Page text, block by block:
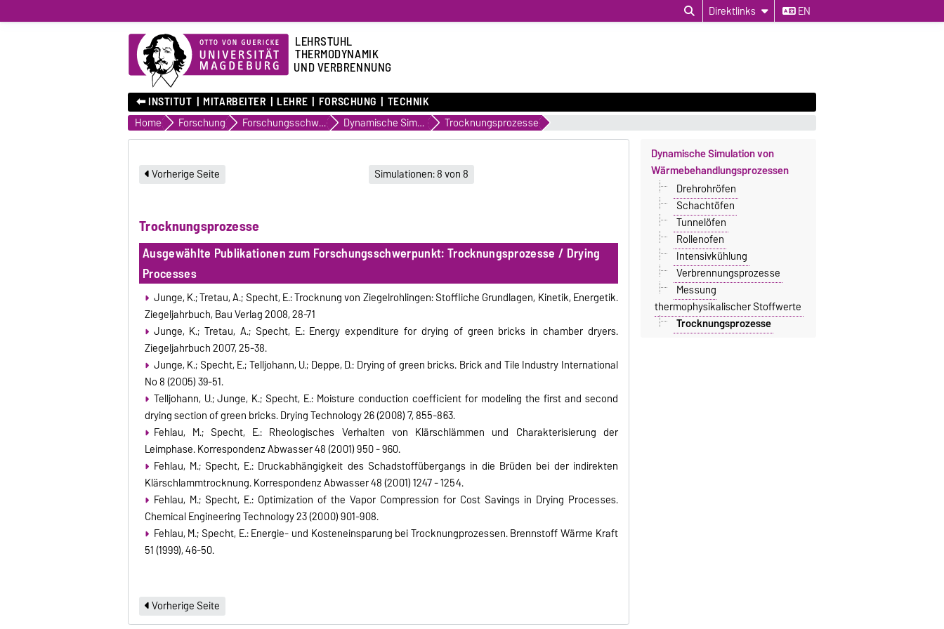
Direktlinks EN
LEHRSTUHL
THERMODYNAMIK
UND VERBRENNUNG
⬅︎ INSTITUT MITARBEITER LEHRE FORSCHUNG TECHNIK
Home Forschung Forschungsschwerpunkte Dynamische Simulation von Wärmebehandlungsprozessen Trocknungsprozesse
Vorherige Seite Simulationen: 8 von 8
Trocknungsprozesse
Ausgewählte Publikationen zum Forschungsschwerpunkt: Trocknungsprozesse / Drying
Processes
Junge, K.; Tretau, A.; Specht, E.: Trocknung von Ziegelrohlingen: Stoffliche Grundlagen, Kinetik, Energetik.
Ziegeljahrbuch, Bau Verlag 2008, 28-71
Junge, K.; Tretau, A.; Specht, E.: Energy expenditure for drying of green bricks in chamber dryers.
Ziegeljahrbuch 2007, 25-38.
Junge, K.; Specht, E.; Telljohann, U.; Deppe, D.: Drying of green bricks. Brick and Tile Industry International
No 8 (2005) 39-51.
Telljohann, U.; Junge, K.; Specht, E.: Moisture conduction coefficient for modeling the first and second
drying section of green bricks. Drying Technology 26 (2008) 7, 855-863.
Fehlau, M.; Specht, E.: Rheologisches Verhalten von Klärschlämmen und Charakterisierung der
Leimphase. Korrespondenz Abwasser 48 (2001) 950 - 960.
Fehlau, M.; Specht, E.: Druckabhängigkeit des Schadstoffübergangs in die Brüden bei der indirekten
Klärschlammtrocknung. Korrespondenz Abwasser 48 (2001) 1247 - 1254.
Fehlau, M.; Specht, E.: Optimization of the Vapor Compression for Cost Savings in Drying Processes.
Chemical Engineering Technology 23 (2000) 901-908.
Fehlau, M.; Specht, E.: Energie- und Kosteneinsparung bei Trocknungprozessen. Brennstoff Wärme Kraft
51 (1999), 46-50.
Vorherige Seite
Dynamische Simulation von
Wärmebehandlungsprozessen
Drehrohröfen
Schachtöfen
Tunnelöfen
Rollenofen
Intensivkühlung
Verbrennungsprozesse
Messung
thermophysikalischer Stoffwerte
Trocknungsprozesse